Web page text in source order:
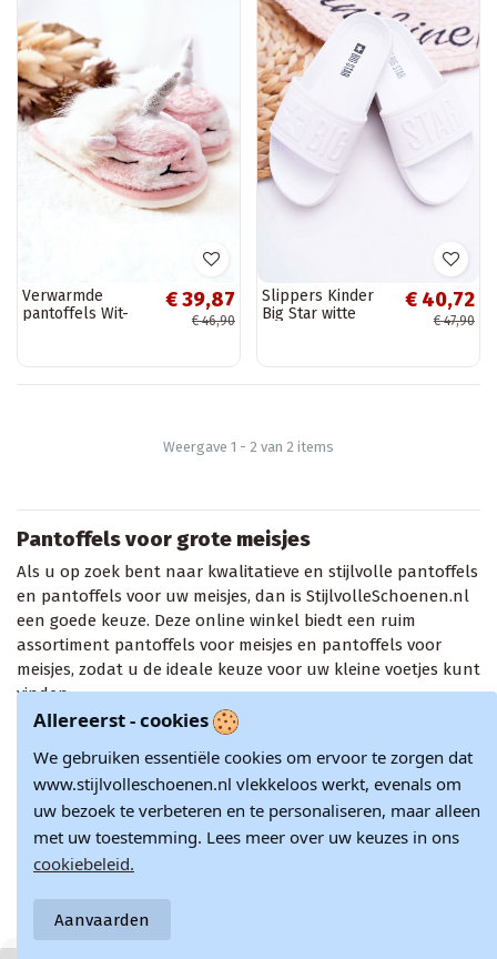
Verwarmde
pantoffels Wit-
€ 39,87
€ 46,90
Slippers Kinder
Big Star witte
€ 40,72
€ 47,90
Weergave 1 - 2 van 2 items
Pantoffels voor grote meisjes
Als u op zoek bent naar kwalitatieve en stijlvolle pantoffels
en pantoffels voor uw meisjes, dan is StijlvolleSchoenen.nl
een goede keuze. Deze online winkel biedt een ruim
assortiment pantoffels voor meisjes en pantoffels voor
meisjes, zodat u de ideale keuze voor uw kleine voetjes kunt
vinden.
Ten eerste is het bij het zoeken naar pantoffels voor meisjes
belangrijk om aandacht te besteden aan de materialen
waaruit ze zijn gemaakt. Een teenslipper van goede
kwaliteit moet gemaakt zijn van duurzaam materiaal, zodat
deze sterk is en bestand is tegen dagelijks gebruik. Ook is
het belangrijk om op de antislipfunctie te letten, zodat je
kleintje veilig op gladde oppervlakken kan lopen.
Ten tweede, als je op zoek bent naar plukjes voor meisjes,
moet je beslissen welke stijl je wilt. StijlvolleSchoenen.nl
Laat meer zien...
Allereerst - cookies
We gebruiken essentiële cookies om ervoor te zorgen dat
www.stijlvolleschoenen.nl vlekkeloos werkt, evenals om
uw bezoek te verbeteren en te personaliseren, maar alleen
met uw toestemming. Lees meer over uw keuzes in ons
cookiebeleid.
Aanvaarden